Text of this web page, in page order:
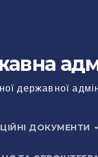
державної
ДОКУМЕНТИ